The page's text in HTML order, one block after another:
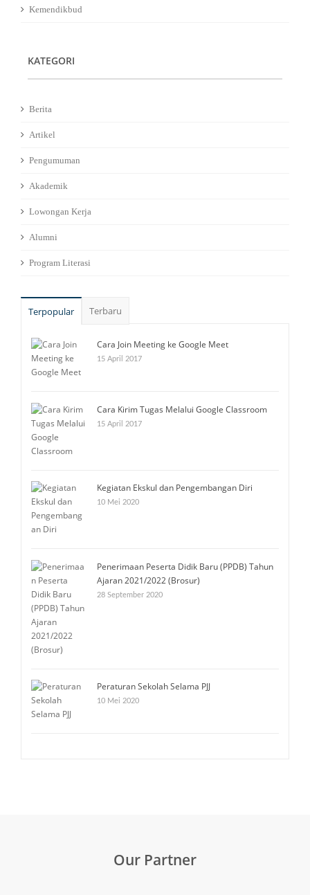
Kemendikbud
KATEGORI
Berita
Artikel
Pengumuman
Akademik
Lowongan Kerja
Alumni
Program Literasi
Terpopular Terbaru
Cara Join Meeting ke Google Meet
15 April 2017
Cara Kirim Tugas Melalui Google Classroom
15 April 2017
Kegiatan Ekskul dan Pengembangan Diri
10 Mei 2020
Penerimaan Peserta Didik Baru (PPDB) Tahun
Ajaran 2021/2022 (Brosur)
28 September 2020
Peraturan Sekolah Selama PJJ
10 Mei 2020
Our Partner